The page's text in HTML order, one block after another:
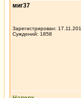
миг37
Зарегистрирован:
Суждений: 1858